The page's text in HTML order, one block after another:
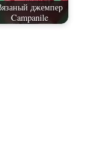
джемпер
Campanile